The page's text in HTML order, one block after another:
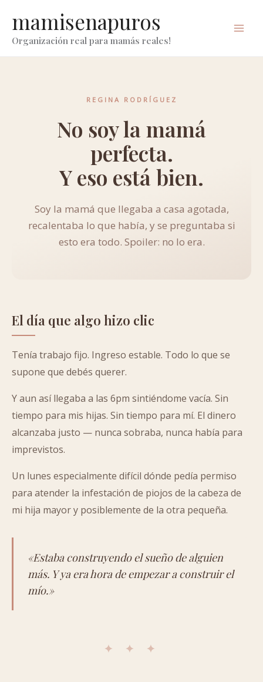
contenido
mamisenapuros
Organización real para mamás reales!
REGINA RODRÍGUEZ
No soy la mamá
perfecta.
Y eso está bien.
Soy la mamá que llegaba a casa agotada,
recalentaba lo que había, y se preguntaba si
esto era todo. Spoiler: no lo era.
El día que algo hizo clic
Tenía trabajo fijo. Ingreso estable. Todo lo que se
supone que debés querer.
Y aun así llegaba a las 6pm sintiéndome vacía. Sin
tiempo para mis hijas. Sin tiempo para mí. El dinero
alcanzaba justo — nunca sobraba, nunca había para
imprevistos.
Un lunes especialmente difícil dónde pedía permiso
para atender la infestación de piojos de la cabeza de
mi hija mayor y posiblemente de la otra pequeña.
«Estaba construyendo el sueño de alguien
más. Y ya era hora de empezar a construir el
mío.»
✦ ✦ ✦